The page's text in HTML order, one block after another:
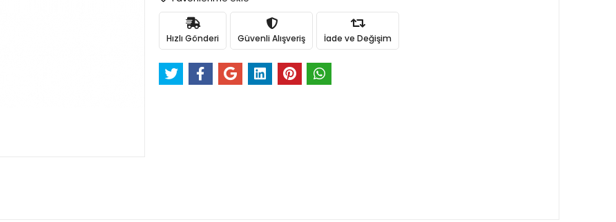
Hızlı Gönderi Güvenli Alışveriş İade ve Değişim